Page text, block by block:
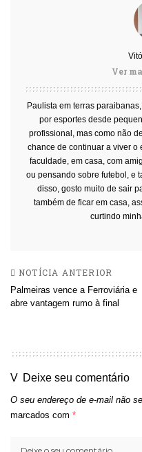
Ver
Paulista em terras
por esportes desde
profissional, mas como não
chance de continuar a viver o
faculdade, em casa, com
ou pensando sobre futebol, e
disso, gosto muito de sair
também de ficar em casa,
curtindo
NOTÍCIA ANTERIOR
Palmeiras vence a Ferroviária e
abre vantagem rumo à final
Deixe seu comentário
O seu endereço de e-mail não
marcados com *